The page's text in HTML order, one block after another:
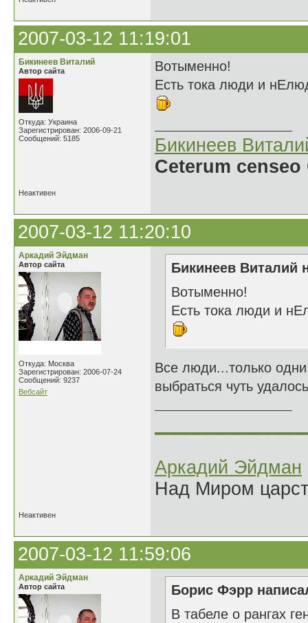
2007-03-12 11:19:01
Бикинеев Виталий
Автор сайта
Откуда: Украина
Зарегистрирован: 2006-09-21
Сообщений: 5185
Вотыменно!
Есть тока люди и
Бикинеев
Ceterum
Неактивен
2007-03-12 11:20:10
Аркадий Эйдман
Автор сайта
Откуда: Москва
Зарегистрирован: 2006-07-24
Сообщений: 9237
Вебсайт
Бикинеев Виталий
Вотыменно!
Есть тока люди и
Все люди...только
выбраться чуть
Аркадий Эйдман
Над Миром
Неактивен
2007-03-12 11:59:06
Аркадий Эйдман
Автор сайта
Борис Фэрр
В табеле о рангах